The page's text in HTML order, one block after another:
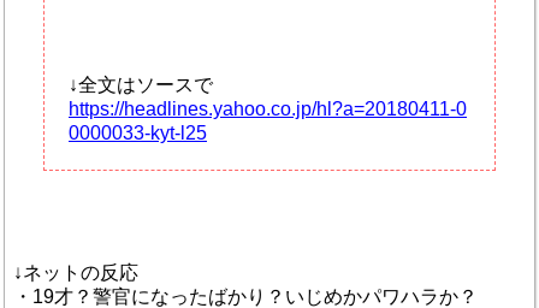
↓全文はソースで
https://headlines.yahoo.co.jp/hl?a=20180411-0
0000033-kyt-l25
↓ネットの反応
・19才？警官になったばかり？いじめかパワハラか？